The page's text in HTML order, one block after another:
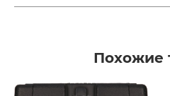
Похожие